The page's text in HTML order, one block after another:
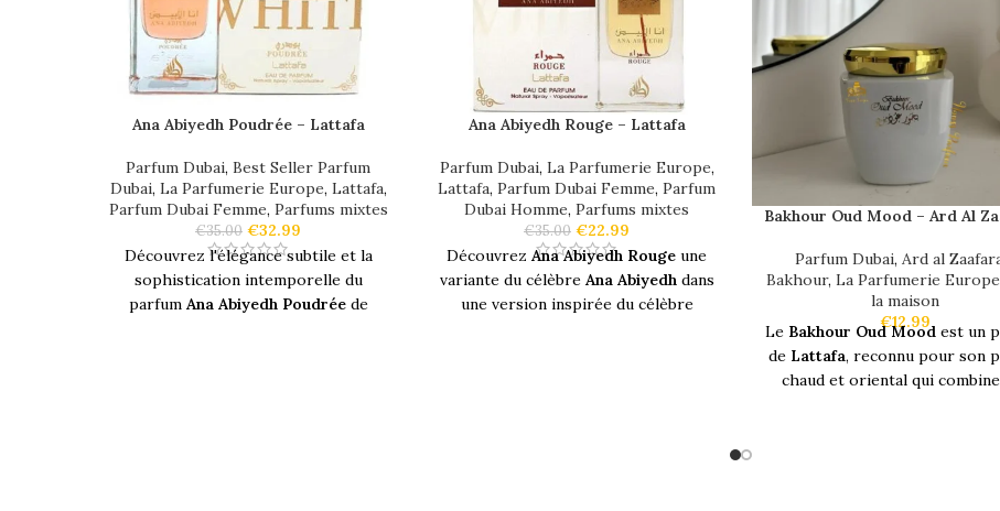
Ana Abiyedh Poudrée – Lattafa
Parfum Dubai, Best Seller Parfum
Dubai, La Parfumerie Europe, Lattafa,
Parfum Dubai Femme, Parfums mixtes
€35.00 €32.99
Découvrez l'élégance subtile et la
sophistication intemporelle du
parfum Ana Abiyedh Poudréede
Ana Abiyedh Rouge – Lattafa
Parfum Dubai, La Parfumerie Europe,
Lattafa, Parfum Dubai Femme, Parfum
Dubai Homme, Parfums mixtes
€35.00 €22.99
Découvrez Ana Abiyedh Rouge une
variante du célèbre Ana Abiyedhdans
une version inspirée du célèbre
Bakhour Oud Mood – Ard Al
Parfum Dubai, Ard al
Bakhour, La Parfumerie Europe
la maison
€12.99
Le Bakhour Oud Moodest un
de Lattafa, reconnu pour son
chaud et oriental qui